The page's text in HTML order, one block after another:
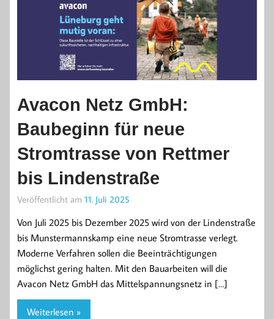
Avacon Netz GmbH:
Baubeginn für neue
Stromtrasse von Rettmer
bis Lindenstraße
Veröffentlicht am 11. Juli 2025
Von Juli 2025 bis Dezember 2025 wird von der Lindenstraße
bis Munstermannskamp eine neue Stromtrasse verlegt.
Moderne Verfahren sollen die Beeinträchtigungen
möglichst gering halten. Mit den Bauarbeiten will die
Avacon Netz GmbH das Mittelspannungsnetz in […]
Weiterlesen »